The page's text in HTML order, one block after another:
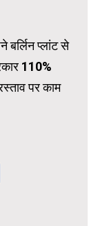
प्लांट से
110%
पर काम